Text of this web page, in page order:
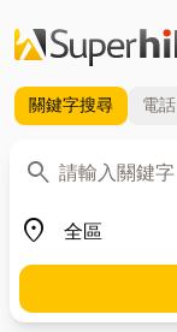
關鍵字搜尋 電話
search
關鍵字
place
地區